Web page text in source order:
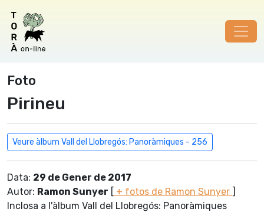
Foto
Pirineu
Veure àlbum Vall del Llobregós: Panoràmiques - 256
Data: 29 de Gener de 2017
Autor: Ramon Sunyer [ + fotos de Ramon Sunyer ]
Inclosa a l'àlbum Vall del Llobregós: Panoràmiques